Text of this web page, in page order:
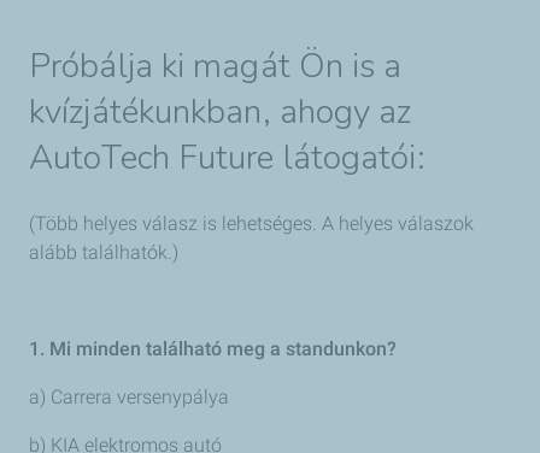
Próbálja ki magát Ön is a
kvízjátékunkban, ahogy az
AutoTech Future látogatói:
(Több helyes válasz is lehetséges. A helyes válaszok
alább találhatók.)
1. Mi minden található meg a standunkon?
a) Carrera versenypálya
b) KIA elektromos autó